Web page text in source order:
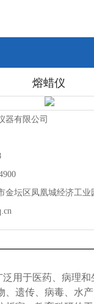
熔蜡仪
器有限公司
金坛区凤凰城经济工业
泛用于医药、病理
、遗传、病毒、水